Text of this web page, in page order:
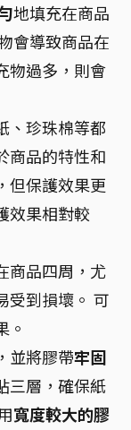
地填充在商品
會導致商品在
物過多，則會
、珍珠棉等都
商品的特性和
但保護效果更
效果相對較
商品四周，尤
受到損壞。 可
。
，並將膠帶牢固
三層，確保紙
寬度較大的膠